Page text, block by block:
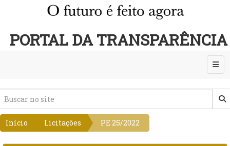
PORTAL DA TRANSPARÊNCIA
Início Licitações PE 25/2022